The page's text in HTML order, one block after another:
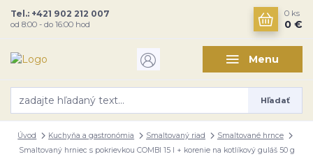
Menu
Hľadať
Tel.: +421 902 212 007
od 8:00 - do 16:00 hod
0 ks
0 €
Úvod Kuchyňa a gastronómia Smaltovaný riad
Smaltované hrnce
Smaltovaný hrniec s pokrievkou COMBI 15 l + korenie na kotlíkový guláš 50 g